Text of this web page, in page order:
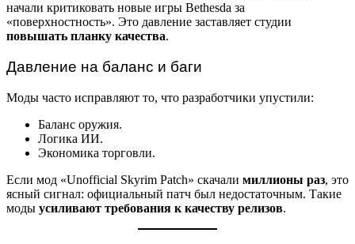
начали критиковать новые игры Bethesda за
«поверхностность». Это давление заставляет студии
повышать планку качества.
Давление на баланс и баги
Моды часто исправляют то, что разработчики упустили:
Баланс оружия.
Логика ИИ.
Экономика торговли.
Если мод «Unofficial Skyrim Patch» скачали миллионы раз, это
ясный сигнал: официальный патч был недостаточным. Такие
моды усиливают требования к качеству релизов.